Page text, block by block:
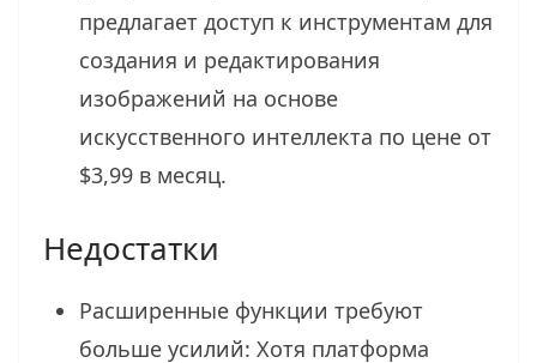
предлагает доступ к инструментам для
создания и редактирования
изображений на основе
искусственного интеллекта по цене от
$3,99 в месяц.
Недостатки
Расширенные функции требуют
больше усилий: Хотя платформа